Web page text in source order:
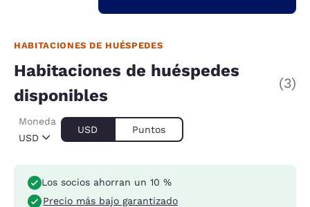
HABITACIONES DE HUÉSPEDES
Habitaciones de huéspedes
disponibles
(3)
USD
Moneda
USD Puntos
Los socios ahorran un 10 %
Precio más bajo garantizado